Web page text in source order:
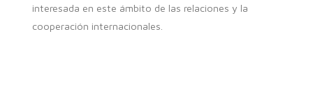
interesada en este ámbito de las relaciones y la
cooperación internacionales.